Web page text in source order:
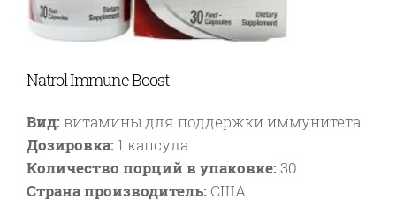
Natrol Immune Boost
Вид: витамины для поддержки иммунитета
Дозировка: 1 капсула
Количество порций в упаковке:30
Страна производитель: США